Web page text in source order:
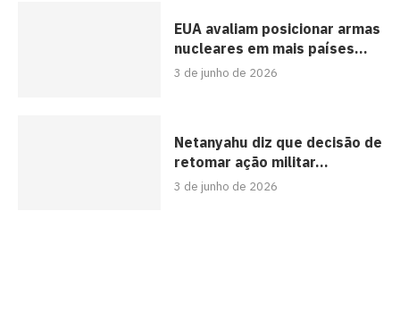
EUA avaliam posicionar armas
nucleares em mais países...
3 de junho de 2026
Netanyahu diz que decisão de
retomar ação militar...
3 de junho de 2026